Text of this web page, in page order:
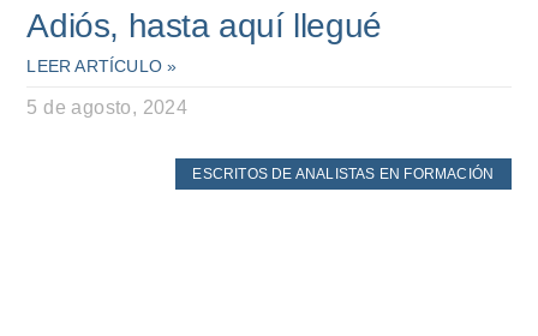
Adiós, hasta aquí llegué
LEER ARTÍCULO »
5 de agosto, 2024
ESCRITOS DE ANALISTAS EN FORMACIÓN